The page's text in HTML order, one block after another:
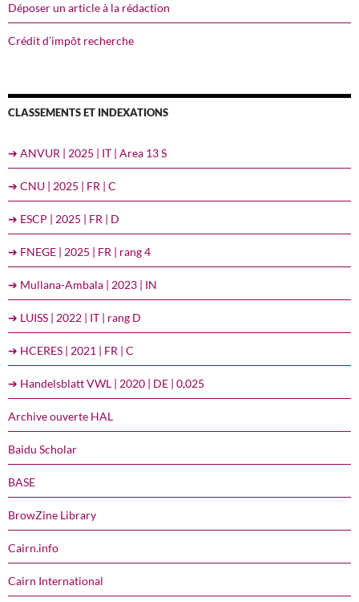
Déposer un article à la rédaction
Crédit d’impôt recherche
CLASSEMENTS ET INDEXATIONS
➔ ANVUR | 2025 | IT | Area 13 S
➔ CNU | 2025 | FR | C
➔ ESCP | 2025 | FR | D
➔ FNEGE | 2025 | FR | rang 4
➔ Mullana-Ambala | 2023 | IN
➔ LUISS | 2022 | IT | rang D
➔ HCERES | 2021 | FR | C
➔ Handelsblatt VWL | 2020 | DE | 0,025
Archive ouverte HAL
Baidu Scholar
BASE
BrowZine Library
Cairn.info
Cairn International